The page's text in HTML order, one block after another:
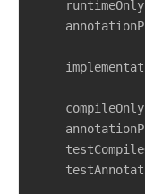
    runtimeOnly
    compileOnly